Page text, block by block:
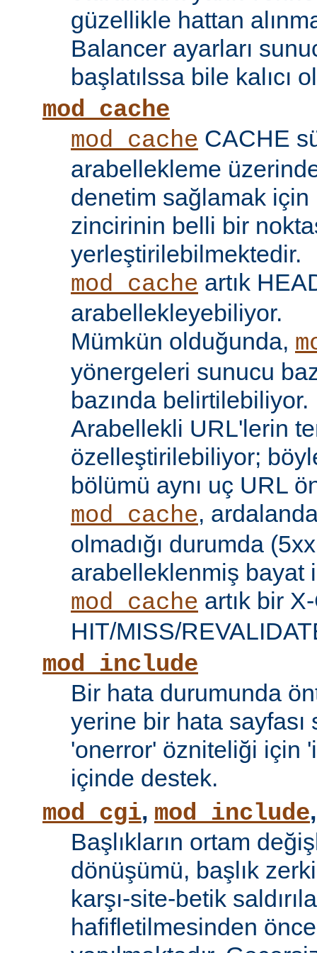
güzellikle hattan
Balancer ayarları
başlatılssa bile kalıcı
mod_cache
mod_cache CACHE
arabellekleme
denetim sağlamak
zincirinin belli bir
yerleştirilebilmektedir.
mod_cache artık
arabellekleyebiliyor.
Mümkün olduğunda,
yönergeleri sunucu
bazında belirtilebiliyor.
Arabellekli URL'lerin
özelleştirilebiliyor;
bölümü aynı uç URL
mod_cache,
olmadığı durumda
arabelleklenmiş bayat
mod_cache artık bir
HIT/MISS/
mod_include
Bir hata durumunda
yerine bir hata sayfası
'onerror' özniteliği için
içinde destek.
mod_cgi, mod_include
Başlıkların ortam
dönüşümü, başlık
karşı-site-betik
hafifletilmesinden